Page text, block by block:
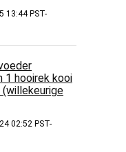
13:44 PST-
1 hooirek kooi
(willekeurige
02:52 PST-